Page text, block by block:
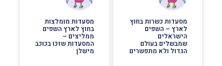
מסעדות כשרות בחוץ
לארץ – השפים
הישראלים
שמבשלים בעולם
הגדול ולא מתפשרים
מסעדות מומלצות
בחוץ לארץ השפים
ממליצים –
המסעדות שזכו בכוכב
מישלן